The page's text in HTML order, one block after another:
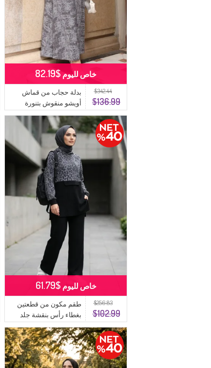
$342.44
$136.99
بدلة حجاب من قماش
أويشو منقوش بتنورة
0218-04 أنثراسيت
خاص لليوم $82.19
$256.83
$102.99
طقم مكون من قطعتين
بغطاء رأس بنقشة جلد
النمر 2224-01 أنثراسيت
خاص لليوم $61.79